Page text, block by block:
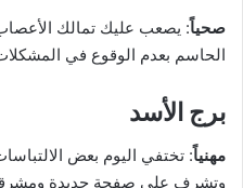
صحياً: يصعب عليك تمالك
الحاسم بعدم الوقوع في
برج الأسد
مهنياً: تختفي اليوم بعض
وتشرف على صفحة جديدة ومشرقة